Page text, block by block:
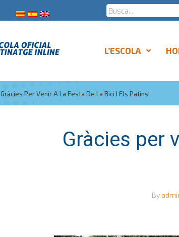
L’ESCOLA
Gràcies Per Venir A La Festa De La Bici I Els Patins!
Gràcies per
By